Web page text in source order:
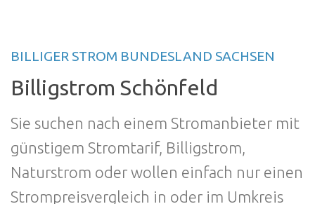
BILLIGER STROM BUNDESLAND SACHSEN
Billigstrom Schönfeld
Sie suchen nach einem Stromanbieter mit
günstigem Stromtarif, Billigstrom,
Naturstrom oder wollen einfach nur einen
Strompreisvergleich in oder im Umkreis